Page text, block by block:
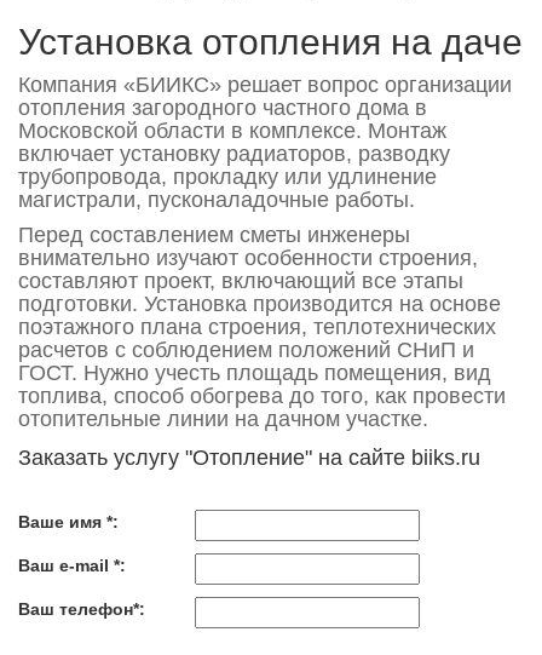
Установка отопления на даче
Компания «БИИКС» решает вопрос организации
отопления загородного частного дома в
Московской области в комплексе. Монтаж
включает установку радиаторов, разводку
трубопровода, прокладку или удлинение
магистрали, пусконаладочные работы.
Перед составлением сметы инженеры
внимательно изучают особенности строения,
составляют проект, включающий все этапы
подготовки. Установка производится на основе
поэтажного плана строения, теплотехнических
расчетов с соблюдением положений СНиП и
ГОСТ. Нужно учесть площадь помещения, вид
топлива, способ обогрева до того, как провести
отопительные линии на дачном участке.
Заказать услугу "Отопление" на сайте biiks.ru
Ваше имя *:
Ваш e-mail *:
Ваш телефон*: